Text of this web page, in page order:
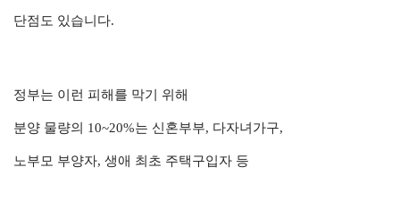
단점도 있습니다.
정부는 이런 피해를 막기 위해
분양 물량의 10~20%는 신혼부부, 다자녀가구,
노부모 부양자, 생애 최초 주택구입자 등